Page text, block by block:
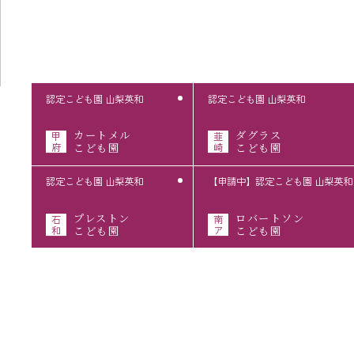
甲
府
認定こども園 山梨英和
カートメル
こども園
韮
崎
認定こども園 山梨英和
ダグラス
こども園
石
和
認定こども園 山梨英和
プレストン
こども園
南
ア
【申請中】認定こども園 山梨英和
ロバートソン
こども園